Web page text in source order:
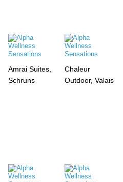
Amrai Suites,
Schruns
Chaleur
Outdoor, Valais